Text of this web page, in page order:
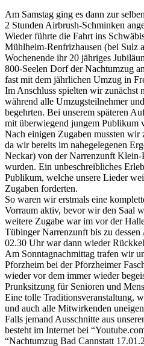
Am Samstag ging es dann zur
2 Stunden Airbrush-Schminken
Wieder führte die Fahrt ins
Mühlheim-Renfrizhausen (bei Sulz
Wochenende ihr 20 jähriges
800-Seelen Dorf der Nachtumzug
fast mit dem jährlichen Umzug in
Im Anschluss spielten wir zunächst
während alle Umzugsteilnehmer
begehrten. Bei unserem späteren
mit überwiegend jungem Publikum
Nach einigen Zugaben mussten wir
da wir bereits im nahegelegenen
Neckar) von der Narrenzunft Klein-
wurden. Ein unbeschreibliches
Publikum, welche unsere Lieder
Zugaben forderten.
So waren wir erstmals eine
Vorraum aktiv, bevor wir den Saal
weitere Zugabe war im vor der
Tübinger Narrenzunft bis zu dessen
02.30 Uhr war dann wieder
Am Sonntagnachmittag trafen wir
Pforzheim bei der Pforzheimer
wieder vor dem immer wieder
Prunksitzung für Senioren und
Eine tolle Traditionsveranstaltung,
und auch alle Mitwirkenden
Falls jemand Ausschnitte aus
besteht im Internet bei
“Nachtumzug Bad Cannstatt